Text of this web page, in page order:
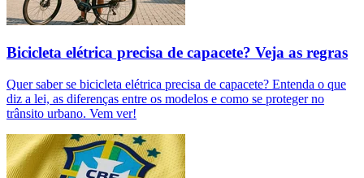
Bicicleta elétrica precisa de capacete? Veja as regras
Quer saber se bicicleta elétrica precisa de capacete? Entenda o que
diz a lei, as diferenças entre os modelos e como se proteger no
trânsito urbano. Vem ver!